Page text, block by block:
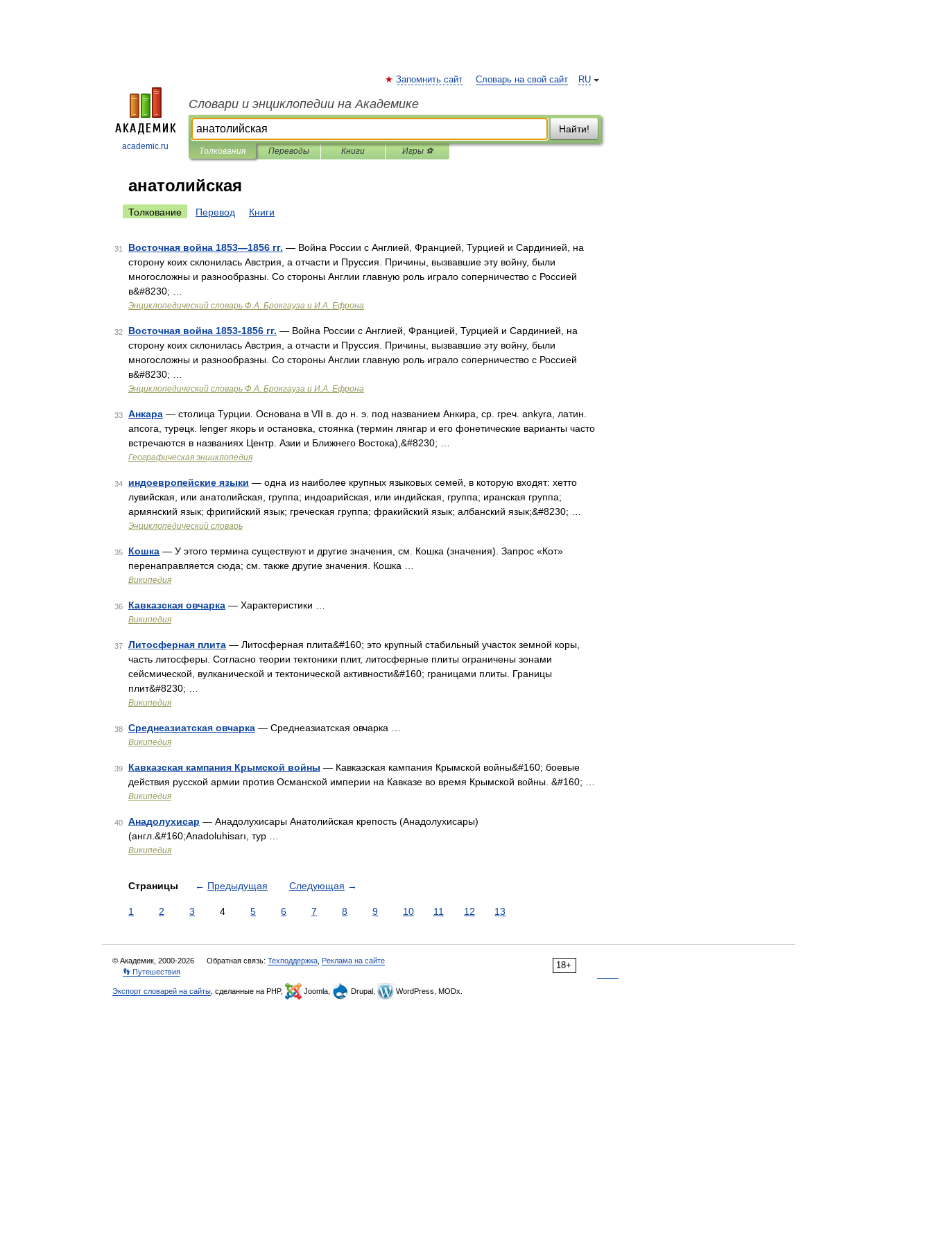
academic.ru
RU
Запомнить сайт Словарь на свой сайт
Словари и энциклопедии на Академике
Найти!
Толкования Переводы Книги Игры ⚽
анатолийская
Толкование Перевод Книги
31 Восточная война 1853—1856 гг. — Война России с Англией, Францией, Турцией и Сардинией, на
сторону коих склонилась Австрия, а отчасти и Пруссия. Причины, вызвавшие эту войну, были
многосложны и разнообразны. Со стороны Англии главную роль играло соперничество с Россией
в&#8230; …
Энциклопедический словарь Ф.А. Брокгауза и И.А. Ефрона
32 Восточная война 1853-1856 гг. — Война России с Англией, Францией, Турцией и Сардинией, на
сторону коих склонилась Австрия, а отчасти и Пруссия. Причины, вызвавшие эту войну, были
многосложны и разнообразны. Со стороны Англии главную роль играло соперничество с Россией
в&#8230; …
Энциклопедический словарь Ф.А. Брокгауза и И.А. Ефрона
33 Анкара — столица Турции. Основана в VII в. до н. э. под названием Анкира, ср. греч. ankyra, латин.
апсога, турецк. lenger якорь и остановка, стоянка (термин лянгар и его фонетические варианты часто
встречаются в названиях Центр. Азии и Ближнего Востока),&#8230; …
Географическая энциклопедия
34 индоевропейские языки — одна из наиболее крупных языковых семей, в которую входят: хетто
лувийская, или анатолийская, группа; индоарийская, или индийская, группа; иранская группа;
армянский язык; фригийский язык; греческая группа; фракийский язык; албанский язык;&#8230; …
Энциклопедический словарь
35 Кошка — У этого термина существуют и другие значения, см. Кошка (значения). Запрос «Кот»
перенаправляется сюда; см. также другие значения. Кошка …
Википедия
36 Кавказская овчарка — Характеристики …
Википедия
37 Литосферная плита — Литосферная плита&#160; это крупный стабильный участок земной коры,
часть литосферы. Согласно теории тектоники плит, литосферные плиты ограничены зонами
сейсмической, вулканической и тектонической активности&#160; границами плиты. Границы
плит&#8230; …
Википедия
38 Среднеазиатская овчарка — Среднеазиатская овчарка …
Википедия
39 Кавказская кампания Крымской войны — Кавказская кампания Крымской войны&#160; боевые
действия русской армии против Османской империи на Кавказе во время Крымской войны. &#160; …
Википедия
40 Анадолухисар — Анадолухисары Анатолийская крепость (Анадолухисары)
(англ.&#160;Anadoluhisarı, тур …
Википедия
Страницы ← Предыдущая Следующая →
1 2 3 4 5 6 7 8 9 10 11 12 13
18+
© Академик, 2000-2026 Обратная связь: Техподдержка Реклама на сайте
👣 Путешествия
Экспорт словарей на сайты , сделанные на PHP, Joomla, Drupal, WordPress, MODx.